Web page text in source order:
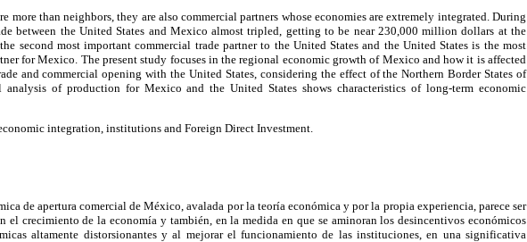
more than neighbors, they are also commercial partners whose economies are extremely integrated. During
between the United States and Mexico almost tripled, getting to be near 230,000 million dollars at the
second most important commercial trade partner to the United States and the United States is the most
for Mexico. The present study focuses in the regional economic growth of Mexico and how it is affected
and commercial opening with the United States, considering the effect of the Northern Border States of
of production for Mexico and the United States shows characteristics of long-term economic
integration, institutions and Foreign Direct Investment.
de apertura comercial de México, avalada por la teoría económica y por la propia experiencia, parece ser
el crecimiento de la economía y también, en la medida en que se aminoran los desincentivos económicos
altamente distorsionantes y al mejorar el funcionamiento de las instituciones, en una significativa